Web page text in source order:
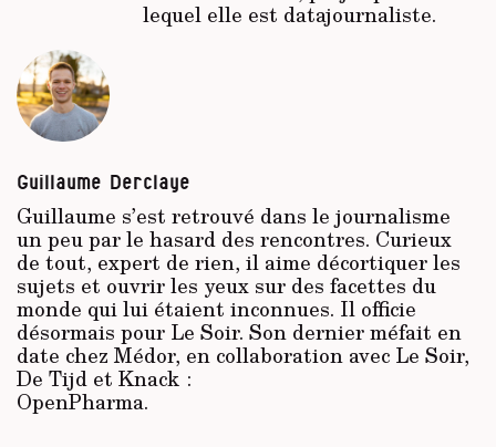
lequel elle est datajournaliste.
Guillaume Derclaye
Guillaume s’est retrouvé dans le journalisme
un peu par le hasard des rencontres. Curieux
de tout, expert de rien, il aime décortiquer les
sujets et ouvrir les yeux sur des facettes du
monde qui lui étaient inconnues. Il officie
désormais pour Le Soir. Son dernier méfait en
date chez Médor, en collaboration avec Le Soir,
De Tijd et Knack :
OpenPharma.